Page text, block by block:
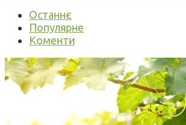
Останнє
Популярне
Коменти